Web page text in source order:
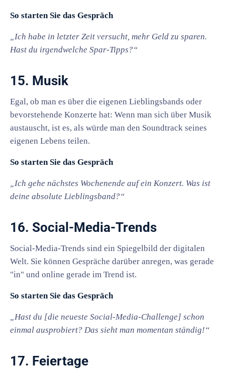
So starten Sie das Gespräch
„Ich habe in letzter Zeit versucht, mehr Geld zu sparen.
Hast du irgendwelche Spar-Tipps?“
15. Musik
Egal, ob man es über die eigenen Lieblingsbands oder
bevorstehende Konzerte hat: Wenn man sich über Musik
austauscht, ist es, als würde man den Soundtrack seines
eigenen Lebens teilen.
So starten Sie das Gespräch
„Ich gehe nächstes Wochenende auf ein Konzert. Was ist
deine absolute Lieblingsband?“
16. Social-Media-Trends
Social-Media-Trends sind ein Spiegelbild der digitalen
Welt. Sie können Gespräche darüber anregen, was gerade
"in" und online gerade im Trend ist.
So starten Sie das Gespräch
„Hast du [die neueste Social-Media-Challenge] schon
einmal ausprobiert? Das sieht man momentan ständig!“
17. Feiertage